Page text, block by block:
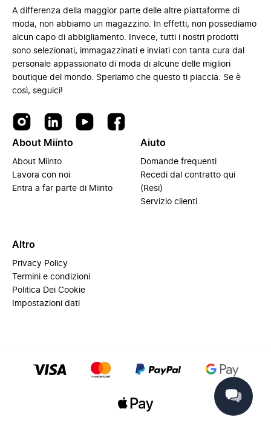
A differenza della maggior parte delle altre piattaforme di
moda, non abbiamo un magazzino. In effetti, non possediamo
alcun capo di abbigliamento. Invece, tutti i nostri prodotti
sono selezionati, immagazzinati e inviati con tanta cura dal
personale appassionato di moda di alcune delle migliori
boutique del mondo. Speriamo che questo ti piaccia. Se è
così, seguici!
About Miinto
About Miinto
Lavora con noi
Entra a far parte di Miinto
Aiuto
Domande frequenti
Recedi dal contratto qui
(Resi)
Servizio clienti
Altro
Privacy Policy
Termini e condizioni
Politica Dei Cookie
Impostazioni dati